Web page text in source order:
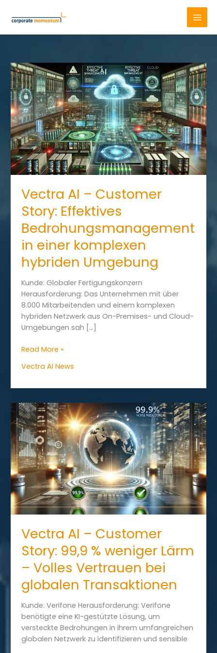
Vectra AI – Customer
Story: Effektives
Bedrohungsmanagement
in einer komplexen
hybriden Umgebung
Kunde: Globaler Fertigungskonzern
Herausforderung: Das Unternehmen mit über
8.000 Mitarbeitenden und einem komplexen
hybriden Netzwerk aus On-Premises- und Cloud-
Umgebungen sah […]
Vectra
–
Effektives
Bedrohungsmanagement
in
einer
komplexen
hybriden
Umgebung
Read More »
Vectra AI News
Vectra AI – Customer
Story: 99,9 % weniger Lärm
– Volles Vertrauen bei
globalen Transaktionen
Kunde: Verifone Herausforderung: Verifone
benötigte eine KI-gestützte Lösung, um
versteckte Bedrohungen in ihrem umfangreichen
globalen Netzwerk zu identifizieren und sensible